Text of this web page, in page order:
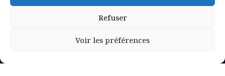
Refuser
Voir les préférences